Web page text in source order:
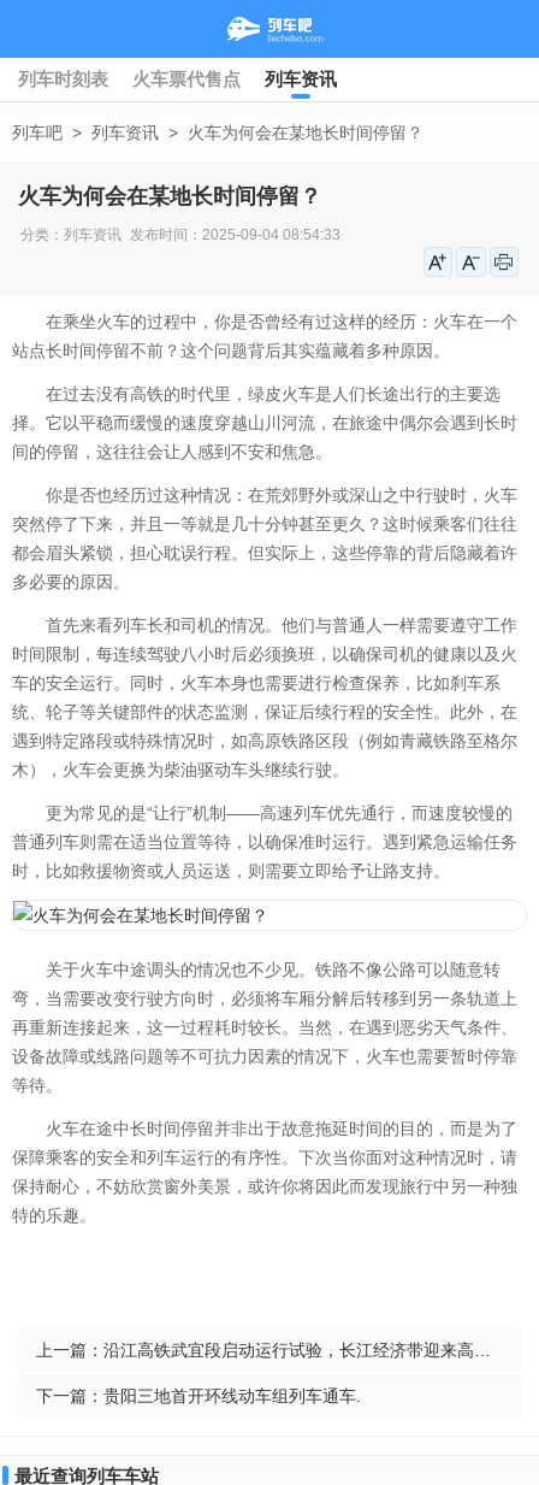
列车时刻表 火车票代售点 列车资讯
列车吧 > 列车资讯 > 火车为何会在某地长时间停留？
火车为何会在某地长时间停留？
分类： 列车资讯 发布时间：2025-09-04 08:54:33
在乘坐火车的过程中，你是否曾经有过这样的经历：火车在一个
站点长时间停留不前？这个问题背后其实蕴藏着多种原因。
在过去没有高铁的时代里，绿皮火车是人们长途出行的主要选
择。它以平稳而缓慢的速度穿越山川河流，在旅途中偶尔会遇到长时
间的停留，这往往会让人感到不安和焦急。
你是否也经历过这种情况：在荒郊野外或深山之中行驶时，火车
突然停了下来，并且一等就是几十分钟甚至更久？这时候乘客们往往
都会眉头紧锁，担心耽误行程。但实际上，这些停靠的背后隐藏着许
多必要的原因。
首先来看列车长和司机的情况。他们与普通人一样需要遵守工作
时间限制，每连续驾驶八小时后必须换班，以确保司机的健康以及火
车的安全运行。同时，火车本身也需要进行检查保养，比如刹车系
统、轮子等关键部件的状态监测，保证后续行程的安全性。此外，在
遇到特定路段或特殊情况时，如高原铁路区段（例如青藏铁路至格尔
木），火车会更换为柴油驱动车头继续行驶。
更为常见的是“让行”机制——高速列车优先通行，而速度较慢的
普通列车则需在适当位置等待，以确保准时运行。遇到紧急运输任务
时，比如救援物资或人员运送，则需要立即给予让路支持。
关于火车中途调头的情况也不少见。铁路不像公路可以随意转
弯，当需要改变行驶方向时，必须将车厢分解后转移到另一条轨道上
再重新连接起来，这一过程耗时较长。当然，在遇到恶劣天气条件、
设备故障或线路问题等不可抗力因素的情况下，火车也需要暂时停靠
等待。
火车在途中长时间停留并非出于故意拖延时间的目的，而是为了
保障乘客的安全和列车运行的有序性。下次当你面对这种情况时，请
保持耐心，不妨欣赏窗外美景，或许你将因此而发现旅行中另一种独
特的乐趣。
上一篇： 沿江高铁武宜段启动运行试验，长江经济带迎来高速新时代
下一篇： 贵阳三地首开环线动车组列车通车.
最近查询列车车站